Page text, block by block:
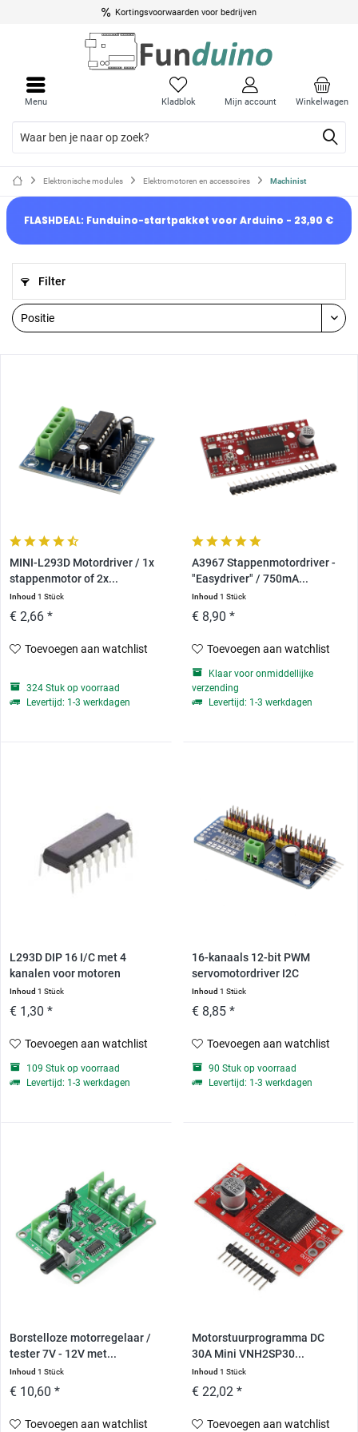
Kortingsvoorwaarden voor bedrijven
Winkelwagen
Kladblok Mijn account
Menu
Elektronische modules Elektromotoren en accessoires Machinist
FLASHDEAL: Funduino-startpakket voor Arduino - 23,90 €
Filter
MINI-L293D Motordriver / 1x
stappenmotor of 2x...
Inhoud1 Stück
€ 2,66 *
Toevoegen aan watchlist
324 Stuk op voorraad
Levertijd: 1-3 werkdagen
A3967 Stappenmotordriver -
"Easydriver" / 750mA...
Inhoud 1 Stück
€ 8,90 *
Toevoegen aan watchlist
Klaar voor onmiddellijke
verzending
Levertijd: 1-3 werkdagen
L293D DIP 16 I/C met 4
kanalen voor motoren
Inhoud1 Stück
€ 1,30 *
Toevoegen aan watchlist
109 Stuk op voorraad
Levertijd: 1-3 werkdagen
16-kanaals 12-bit PWM
servomotordriver I2C
PCA9685
Inhoud 1 Stück
€ 8,85 *
Toevoegen aan watchlist
90 Stuk op voorraad
Levertijd: 1-3 werkdagen
Borstelloze motorregelaar /
tester 7V - 12V met...
Inhoud1 Stück
€ 10,60 *
Toevoegen aan watchlist
Motorstuurprogramma DC
30A Mini VNH2SP30...
Inhoud 1 Stück
€ 22,02 *
Toevoegen aan watchlist